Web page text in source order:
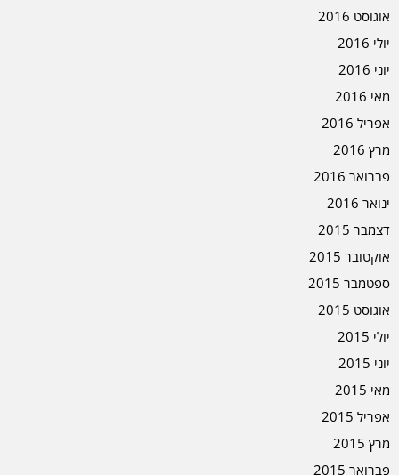
אוגוסט 2016
יולי 2016
יוני 2016
מאי 2016
אפריל 2016
מרץ 2016
פברואר 2016
ינואר 2016
דצמבר 2015
אוקטובר 2015
ספטמבר 2015
אוגוסט 2015
יולי 2015
יוני 2015
מאי 2015
אפריל 2015
מרץ 2015
פברואר 2015